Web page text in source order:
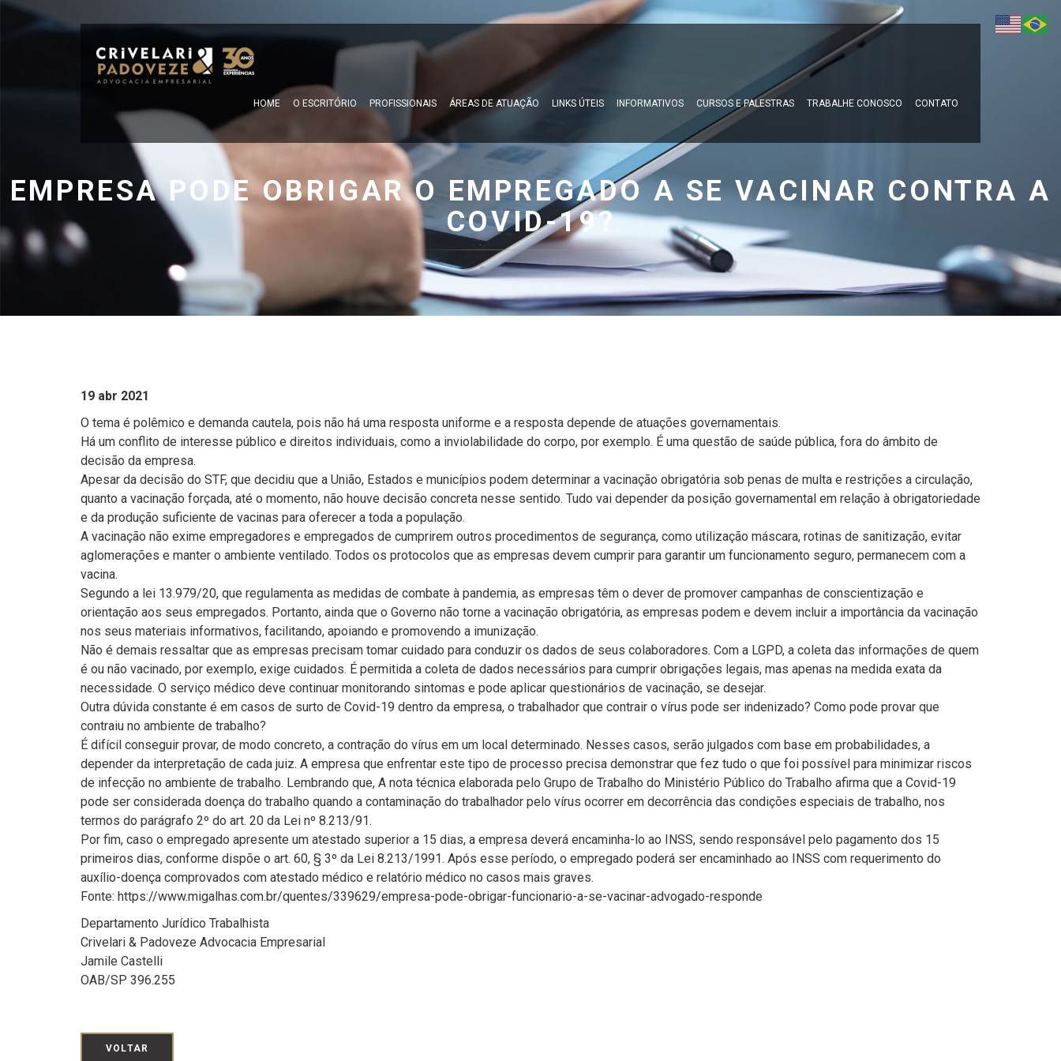
HOME O ESCRITÓRIO PROFISSIONAIS ÁREAS DE ATUAÇÃO LINKS ÚTEIS INFORMATIVOS CURSOS E PALESTRAS TRABALHE CONOSCO CONTATO
EMPRESA PODE OBRIGAR O EMPREGADO A SE VACINAR CONTRA A
COVID-19?
19 abr 2021
O tema é polêmico e demanda cautela, pois não há uma resposta uniforme e a resposta depende de atuações governamentais.
Há um conflito de interesse público e direitos individuais, como a inviolabilidade do corpo, por exemplo. É uma questão de saúde pública, fora do âmbito de
decisão da empresa.
Apesar da decisão do STF, que decidiu que a União, Estados e municípios podem determinar a vacinação obrigatória sob penas de multa e restrições a circulação,
quanto a vacinação forçada, até o momento, não houve decisão concreta nesse sentido. Tudo vai depender da posição governamental em relação à obrigatoriedade
e da produção suficiente de vacinas para oferecer a toda a população.
A vacinação não exime empregadores e empregados de cumprirem outros procedimentos de segurança, como utilização máscara, rotinas de sanitização, evitar
aglomerações e manter o ambiente ventilado. Todos os protocolos que as empresas devem cumprir para garantir um funcionamento seguro, permanecem com a
vacina.
Segundo a lei 13.979/20, que regulamenta as medidas de combate à pandemia, as empresas têm o dever de promover campanhas de conscientização e
orientação aos seus empregados. Portanto, ainda que o Governo não torne a vacinação obrigatória, as empresas podem e devem incluir a importância da vacinação
nos seus materiais informativos, facilitando, apoiando e promovendo a imunização.
Não é demais ressaltar que as empresas precisam tomar cuidado para conduzir os dados de seus colaboradores. Com a LGPD, a coleta das informações de quem
é ou não vacinado, por exemplo, exige cuidados. É permitida a coleta de dados necessários para cumprir obrigações legais, mas apenas na medida exata da
necessidade. O serviço médico deve continuar monitorando sintomas e pode aplicar questionários de vacinação, se desejar.
Outra dúvida constante é em casos de surto de Covid-19 dentro da empresa, o trabalhador que contrair o vírus pode ser indenizado? Como pode provar que
contraiu no ambiente de trabalho?
É difícil conseguir provar, de modo concreto, a contração do vírus em um local determinado. Nesses casos, serão julgados com base em probabilidades, a
depender da interpretação de cada juiz. A empresa que enfrentar este tipo de processo precisa demonstrar que fez tudo o que foi possível para minimizar riscos
de infecção no ambiente de trabalho. Lembrando que, A nota técnica elaborada pelo Grupo de Trabalho do Ministério Público do Trabalho afirma que a Covid-19
pode ser considerada doença do trabalho quando a contaminação do trabalhador pelo vírus ocorrer em decorrência das condições especiais de trabalho, nos
termos do parágrafo 2º do art. 20 da Lei nº 8.213/91.
Por fim, caso o empregado apresente um atestado superior a 15 dias, a empresa deverá encaminha-lo ao INSS, sendo responsável pelo pagamento dos 15
primeiros dias, conforme dispõe o art. 60, § 3º da Lei 8.213/1991. Após esse período, o empregado poderá ser encaminhado ao INSS com requerimento do
auxílio-doença comprovados com atestado médico e relatório médico no casos mais graves.
Fonte: https://www.migalhas.com.br/quentes/339629/empresa-pode-obrigar-funcionario-a-se-vacinar-advogado-responde
Departamento Jurídico Trabalhista
Crivelari & Padoveze Advocacia Empresarial
Jamile Castelli
OAB/SP 396.255
VOLTAR